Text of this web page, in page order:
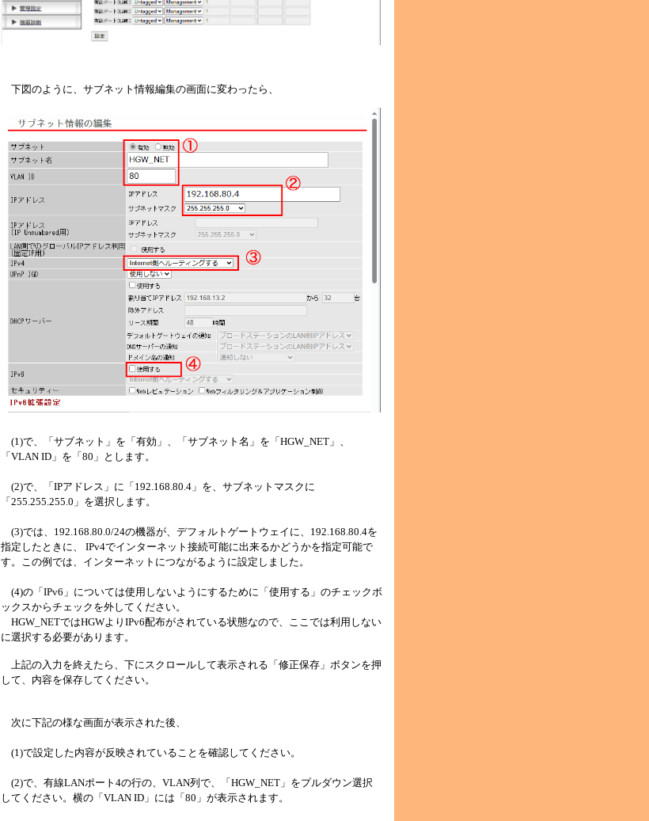
下図のように、サブネット情報編集の画面に変わったら、
(1)で、「サブネット」を「有効」、「サブネット名」を「HGW_NET」、
「VLAN ID」を「80」とします。
(2)で、「IPアドレス」に「192.168.80.4」を、サブネットマスクに
「255.255.255.0」を選択します。
(3)では、192.168.80.0/24の機器が、デフォルトゲートウェイに、192.168.80.4を
指定したときに、 IPv4でインターネット接続可能に出来るかどうかを指定可能で
す。この例では、インターネットにつながるように設定しました。
(4)の「IPv6」については使用しないようにするために「使用する」のチェックボ
ックスからチェックを外してください。
HGW_NETではHGWよりIPv6配布がされている状態なので、ここでは利用しない
に選択する必要があります。
上記の入力を終えたら、下にスクロールして表示される「修正保存」ボタンを押
して、内容を保存してください。
次に下記の様な画面が表示された後、
(1)で設定した内容が反映されていることを確認してください。
(2)で、有線LANポート4の行の、VLAN列で、「HGW_NET」をプルダウン選択
してください。横の「VLAN ID」には「80」が表示されます。